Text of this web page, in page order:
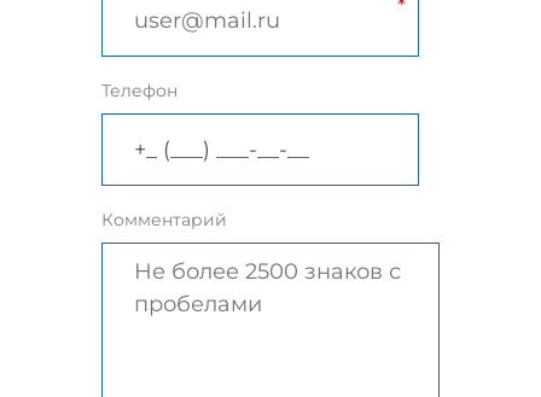
Телефон
Комментарий